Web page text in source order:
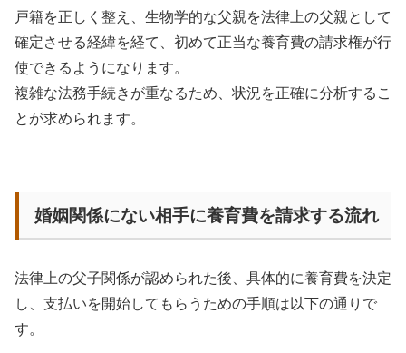
戸籍を正しく整え、生物学的な父親を法律上の父親として
確定させる経緯を経て、初めて正当な養育費の請求権が行
使できるようになります。
複雑な法務手続きが重なるため、状況を正確に分析するこ
とが求められます。
婚姻関係にない相手に養育費を請求する流れ
法律上の父子関係が認められた後、具体的に養育費を決定
し、支払いを開始してもらうための手順は以下の通りで
す。